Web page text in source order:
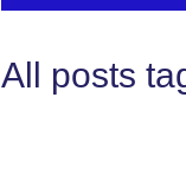
All posts